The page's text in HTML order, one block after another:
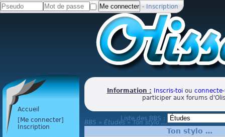
- Inscription
Accueil
[Me connecter]
Inscription
Information : Inscris-toiou
participer aux forums
Liste des BBS :
BBS » Études»Ton stylo …
Ton stylo …